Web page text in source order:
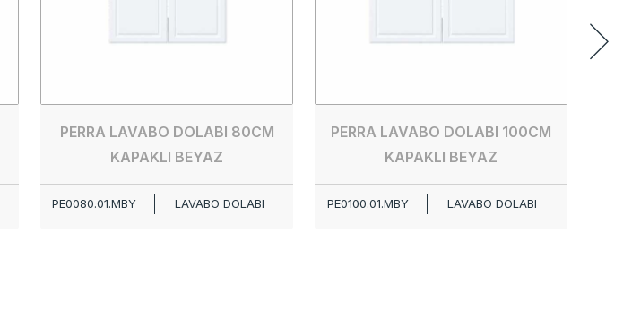
PERRA LAVABO DOLABI 80CM
KAPAKLI BEYAZ
PE0080.01.MBY LAVABO DOLABI
PERRA LAVABO DOLABI 100CM
KAPAKLI BEYAZ
PE0100.01.MBY LAVABO DOLABI